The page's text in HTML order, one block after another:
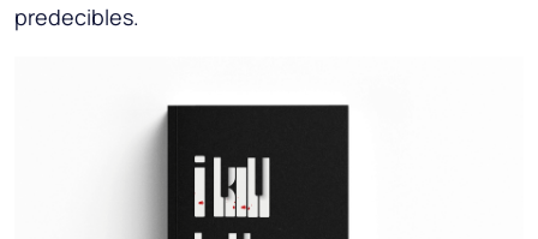
predecibles.